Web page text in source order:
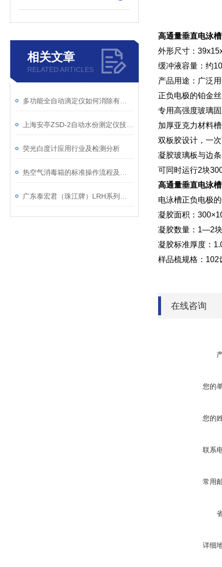
相关文章
RELATED ARTICLES
荧光白度计应用行业及检测分析
高通量垂直电泳
外形尺寸：
缓冲液容量：约
产品用途：广泛
正负电极的铂金
专用高强度玻璃
加厚亚克力材料
双板胶设计，一
凝胶玻璃板与边
可同时运行2块
高通量垂直电泳
电泳槽正负电极
凝胶面积
凝胶数量
凝胶标准
样品梳规
在线咨询
您的
您的
联系
常用
详细